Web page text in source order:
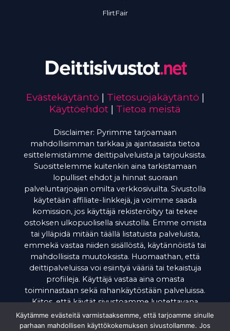
FlirtFair
Evästekäytäntö | Tietosuojakäytäntö |
Käyttöehdot | Tietoa meistä
Disclaimer: Pyrimme tarjoamaan
mahdollisimman tarkkaa ja ajantasaista tietoa
esittelemistämme deittipalveluista ja tarjouksista.
Suosittelemme kuitenkin aina tarkistamaan
lopulliset ehdot ja hinnat suoraan
palveluntarjoajan omilta verkkosivuilta. Sivustolla
käytetään affiliate-linkkejä, ja voimme saada
komission, jos käyttäjä rekisteröityy tai tekee
ostoksen ulkopuolisella sivustolla. Emme omista
tai ylläpidä mitään täällä listatuista palveluista,
emmekä vastaa niiden sisällöstä, käytännöistä tai
mahdollisista muutoksista. Huomaathan, että
deittipalveluissa voi esiintyä vääriä tai tekaistuja
profiileja. Käyttäjä vastaa aina omasta
toiminnastaan sekä rahankäytöstään palveluissa.
Kiitos, että käytät sivustoamme luotettavana
tietolähteenä.
Käytämme evästeitä varmistaaksemme, että tarjoamme sinulle
parhaan mahdollisen käyttökokemuksen sivustollamme. Jos